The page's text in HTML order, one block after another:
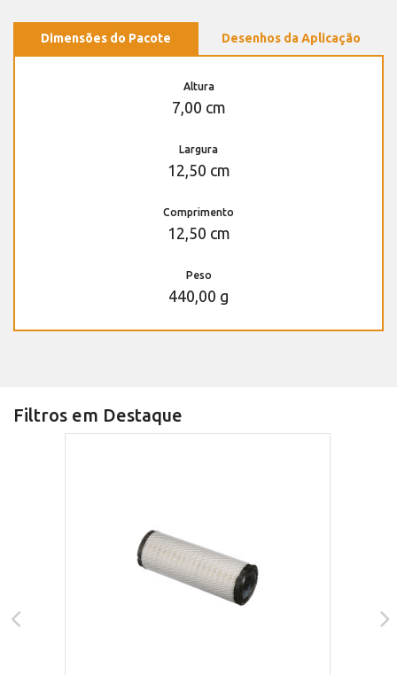
Dimensões do Pacote Desenhos da Aplicação
Altura
7,00 cm
Largura
12,50 cm
Comprimento
12,50 cm
Peso
440,00 g
Filtros em Destaque